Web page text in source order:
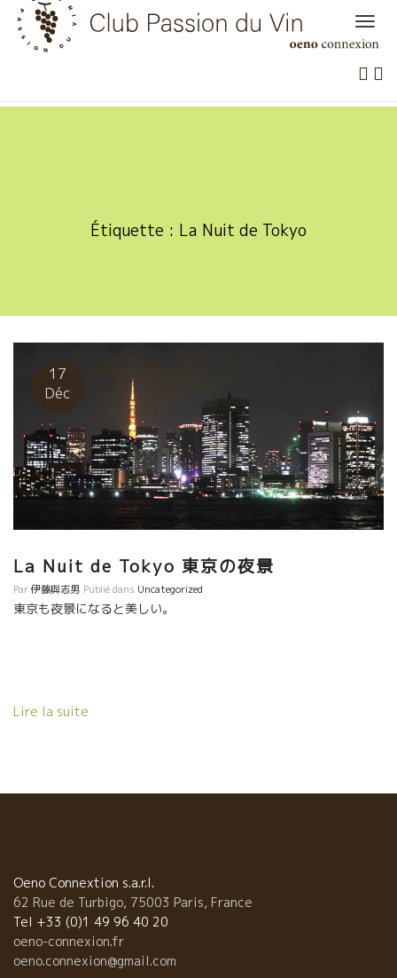
Skip
content
Étiquette : La Nuit de Tokyo
17
Déc
La Nuit de Tokyo 東京の夜景
Par伊藤與志男 Publié dans Uncategorized
東京も夜景になると美しい。
Lire la suite
Oeno Connextion s.a.r.l.
62 Rue de Turbigo, 75003 Paris, France
Tel +33 (0)1 49 96 40 20
oeno-connexion.fr
oeno.connexion@gmail.com